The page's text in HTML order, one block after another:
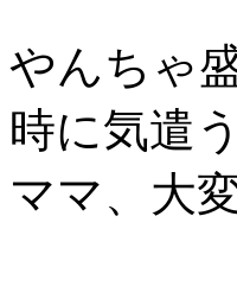
やんちゃ
時に気遣
ママ、大